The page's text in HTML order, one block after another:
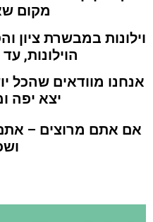
מקום
וילונות במבשרת ציון
הוילונות,
אנחנו מוודאים שהכל
יצא יפה
אם אתם מרוצים –